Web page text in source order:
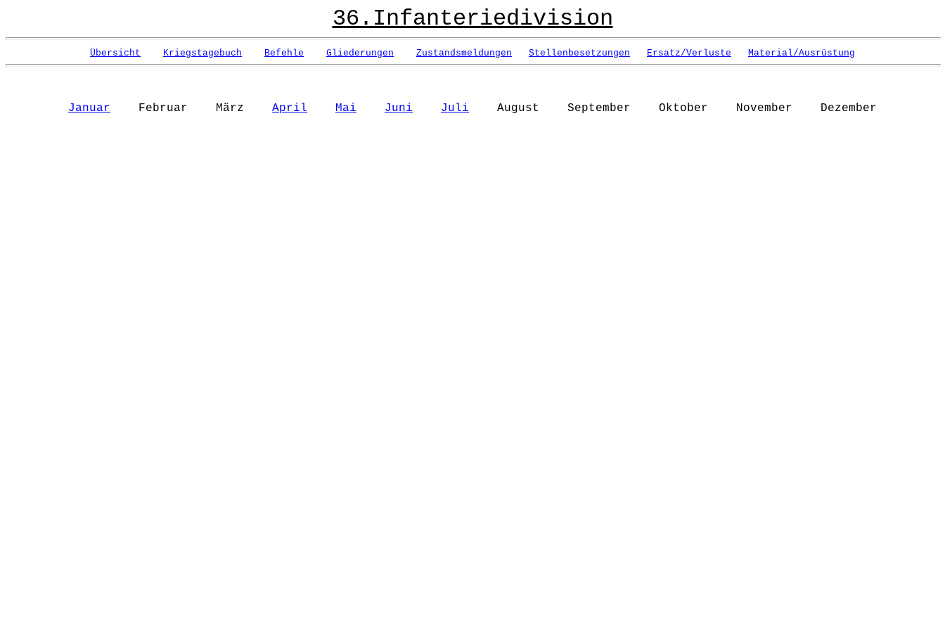
36.Infanteriedivision
Übersicht Kriegstagebuch Befehle Gliederungen Zustandsmeldungen Stellenbesetzungen Ersatz/Verluste Material/Ausrüstung
Januar Februar März April Mai Juni Juli August September Oktober November Dezember